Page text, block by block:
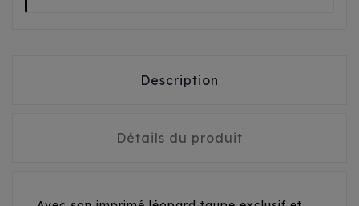
Description
Détails du produit